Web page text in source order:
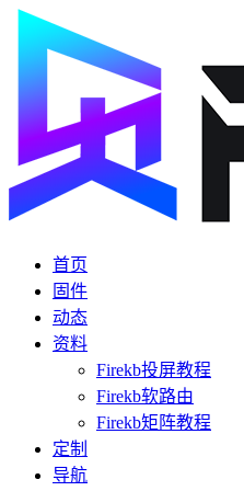
首页
固件
动态
资料
Firekb投屏教程
Firekb软路由
Firekb矩阵教程
定制
导航